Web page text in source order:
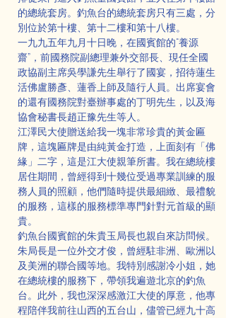
的總統套房。釣魚台的總統套房只有三處，分
別位於第十樓、第十二樓和第十八樓。
一九九五年九月十日晚，在國賓館的“養源
齋”，前國務院副總理兼外交部長、現任全國
政協副主席吳學謙先生舉行了國宴，招待蓮生
活佛盧勝彥、蓮香上師及隨行人員。出席宴會
的還有國務院對臺辦事處的丁明先生，以及海
協會秘書長趙正豫先生等人。
江澤民大使贈送給我一塊非常珍貴的黃金匾
牌，這塊匾牌是由純黃金打造，上面刻有「佛
緣」二字，這是江大使親筆所書。我在總統樓
居住期間，曾經得到十幾位受過專業訓練的服
務人員的照顧，他們隨時提供最細緻、最禮貌
的服務，這樣的服務標準專門針對元首級的顯
貴。
釣魚台國賓館的朱貴玉局長也親自來訪問候。
朱局長是一位外交才俊，曾經駐非洲、歐洲以
及美洲的聯合國等地。我特別感謝冷小姐，她
在總統樓的服務下，帶領我遍遊北京的釣魚
台。此外，我也深深感激江大使的厚意，他專
程陪伴我前往山西的五台山，儘管已經九十高